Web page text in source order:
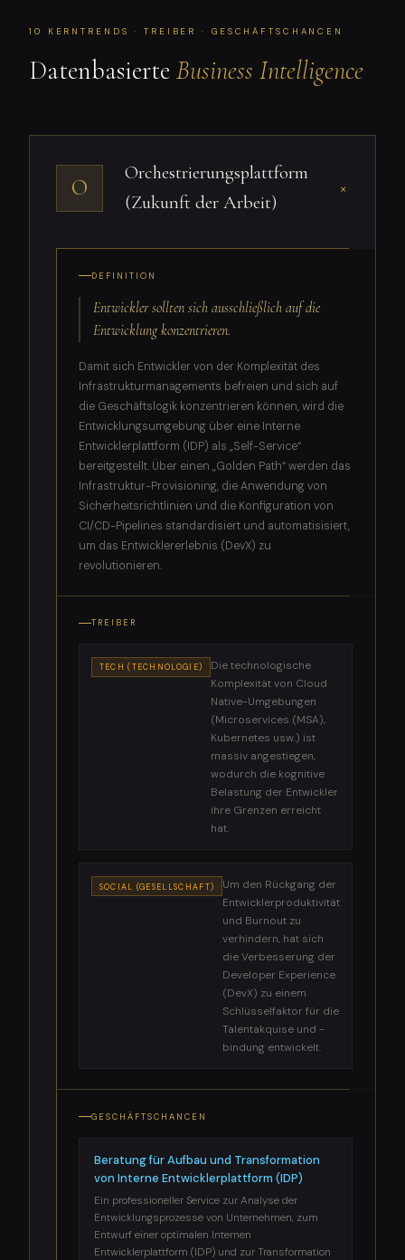
10 KERNTRENDS · TREIBER · GESCHÄFTSCHANCEN
Datenbasierte Business Intelligence
O
Orchestrierungsplattform
(Zukunft der Arbeit)
+
DEFINITION
Entwickler sollten sich ausschließlich auf die
Entwicklung konzentrieren.
Damit sich Entwickler von der Komplexität des
Infrastrukturmanagements befreien und sich auf
die Geschäftslogik konzentrieren können, wird die
Entwicklungsumgebung über eine Interne
Entwicklerplattform (IDP) als „Self-Service“
bereitgestellt. Über einen „Golden Path“ werden das
Infrastruktur-Provisioning, die Anwendung von
Sicherheitsrichtlinien und die Konfiguration von
CI/CD-Pipelines standardisiert und automatisisiert,
um das Entwicklererlebnis (DevX) zu
revolutionieren.
TREIBER
TECH (TECHNOLOGIE)
Die technologische
Komplexität von Cloud
Native-Umgebungen
(Microservices (MSA),
Kubernetes usw.) ist
massiv angestiegen,
wodurch die kognitive
Belastung der Entwickler
ihre Grenzen erreicht
hat.
SOCIAL (GESELLSCHAFT)
Um den Rückgang der
Entwicklerproduktivität
und Burnout zu
verhindern, hat sich
die Verbesserung der
Developer Experience
(DevX) zu einem
Schlüsselfaktor für die
Talentakquise und -
bindung entwickelt.
GESCHÄFTSCHANCEN
Beratung für Aufbau und Transformation
von Interne Entwicklerplattform (IDP)
Ein professioneller Service zur Analyse der
Entwicklungsprozesse von Unternehmen, zum
Entwurf einer optimalen Internen
Entwicklerplattform (IDP) und zur Transformation